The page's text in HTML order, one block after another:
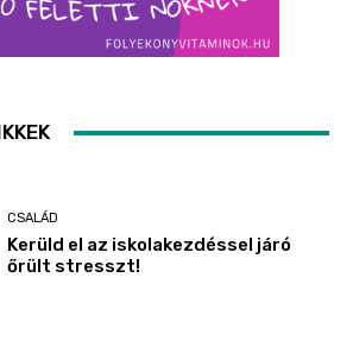
CSALÁD
Kerüld el az iskolakezdéssel járó
őrült stresszt!